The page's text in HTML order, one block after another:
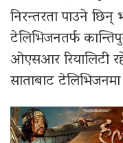
निरन्तरता पाउने छिन्
टेलिभिजनतर्फ
ओएसआर रियालिटी
साताबाट